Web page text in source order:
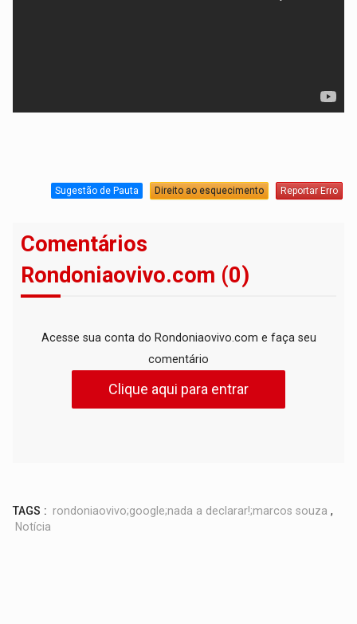
Sugestão de Pauta Direito ao esquecimento Reportar Erro
Comentários
Rondoniaovivo.com (0)
Acesse sua conta do Rondoniaovivo.com e faça seu
comentário
Clique aqui para entrar
TAGS : rondoniaovivo;google;nada a declarar!;marcos souza ,
Notícia